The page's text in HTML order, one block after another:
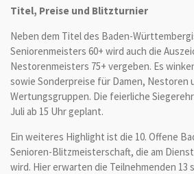
Titel, Preise und Blitzturnier
Neben dem Titel des Baden-
Seniorenmeisters 60+ wird auch die
Nestorenmeisters 75+ vergeben. Es
sowie Sonderpreise für Damen, Nestoren
Wertungsgruppen. Die feierliche
Juli ab 15 Uhr geplant.
Ein weiteres Highlight ist die 10. Offene
Senioren-Blitzmeisterschaft, die am
wird. Hier erwarten die Teilnehmenden 13